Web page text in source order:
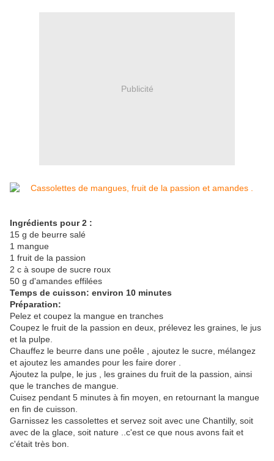
Publicité
Ingrédients pour 2 :
15 g de beurre salé
1 mangue
1 fruit de la passion
2 c à soupe de sucre roux
50 g d'amandes effilées
Temps de cuisson: environ 10 minutes
Préparation:
Pelez et coupez la mangue en tranches
Coupez le fruit de la passion en deux, prélevez les graines, le jus
et la pulpe.
Chauffez le beurre dans une poêle , ajoutez le sucre, mélangez
et ajoutez les amandes pour les faire dorer .
Ajoutez la pulpe, le jus , les graines du fruit de la passion, ainsi
que le tranches de mangue.
Cuisez pendant 5 minutes à fin moyen, en retournant la mangue
en fin de cuisson.
Garnissez les cassolettes et servez soit avec une Chantilly, soit
avec de la glace, soit nature ..c'est ce que nous avons fait et
c'était très bon.